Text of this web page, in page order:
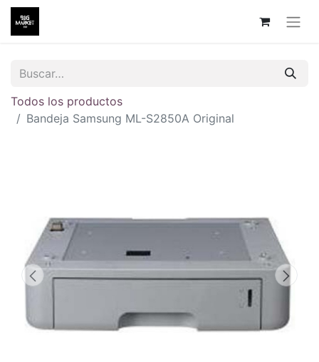
Todos los productos
Bandeja Samsung ML-S2850A Original